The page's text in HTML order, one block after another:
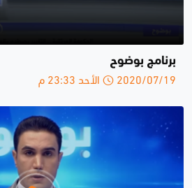
برنامج بوضوح
2020/07/19 الأحد 23:33 م